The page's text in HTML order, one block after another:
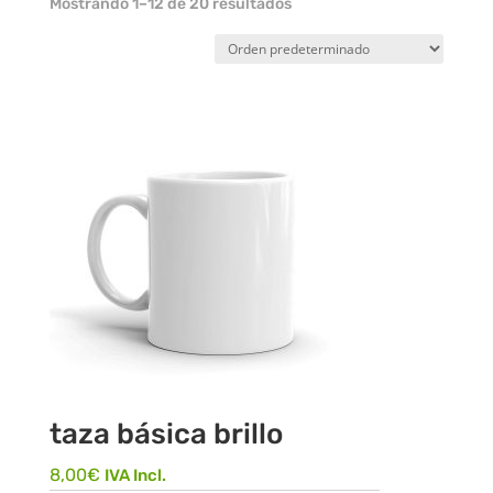
Mostrando 1–12 de 20 resultados
taza básica brillo
8,00€ IVA Incl.